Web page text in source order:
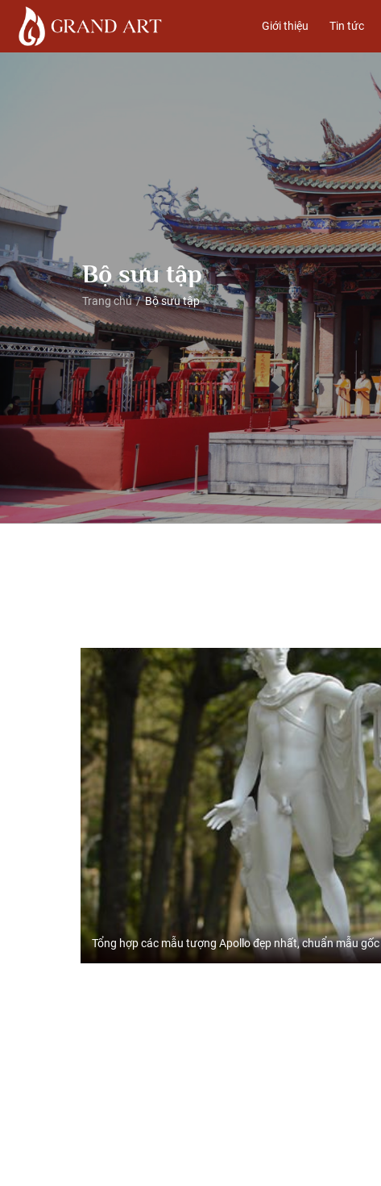
Giới thiệu Tin tức
Bộ sưu tập
Trang chủ Bộ sưu tập
Tổng hợp các mẫu tượng Apollo đẹp nhất, chuẩn mẫu gốc